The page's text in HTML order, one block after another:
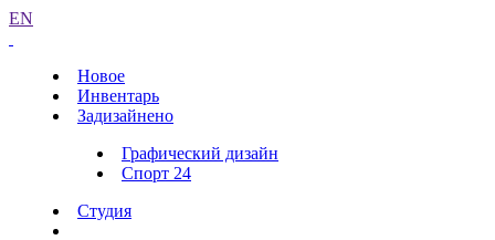
EN
Новое
Инвентарь
Задизайнено
Графический дизайн
Спорт 24
Студия